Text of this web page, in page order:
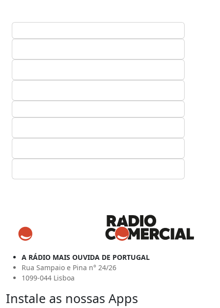
A RÁDIO MAIS OUVIDA DE PORTUGAL
Rua Sampaio e Pina n° 24/26
1099-044 Lisboa
Instale as nossas Apps